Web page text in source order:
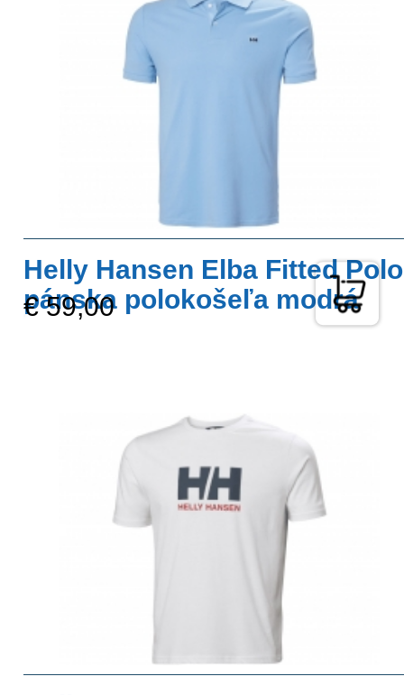
Helly Hansen Elba Fitted Polo
pánska polokošeľa modrá
€ 59,00